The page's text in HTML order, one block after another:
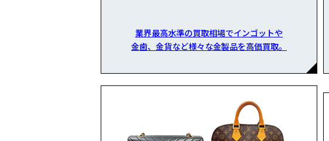
業界最高水準の買取相場でインゴットや
金歯、金貨など様々な金製品を高価買取。